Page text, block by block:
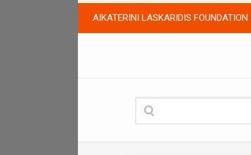
AIKATERINI LASKARIDIS FOUNDATION